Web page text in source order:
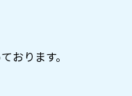
おります。